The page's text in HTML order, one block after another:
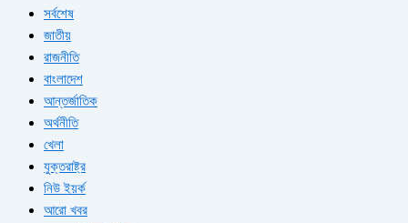
সর্বশেষ
জাতীয়
রাজনীতি
বাংলাদেশ
আন্তর্জাতিক
অর্থনীতি
খেলা
যুক্তরাষ্ট্র
নিউ ইয়র্ক
আরো খবর